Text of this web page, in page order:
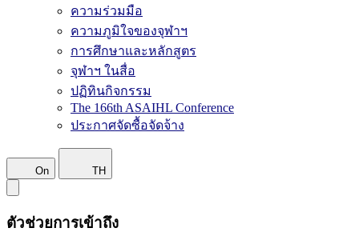
ความร่วมมือ
ความภูมิใจของจุฬาฯ
การศึกษาและหลักสูตร
จุฬาฯ ในสื่อ
ปฏิทินกิจกรรม
The 166th ASAIHL Conference
ประกาศจัดซื้อจัดจ้าง
On TH
ตัวช่วยการเข้าถึง